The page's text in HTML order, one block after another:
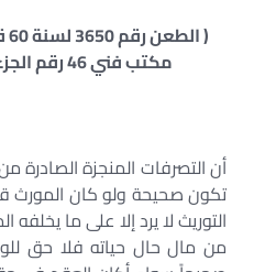
مكتب فني 46 رقم الجزء 1 رقم الصفحة 416 )
أن التصرفات المنجزة الصادرة
تكون صحيحة ولو كان المورث
التوريث لا يرد إلا على ما
من مال حال حياته فلا حق